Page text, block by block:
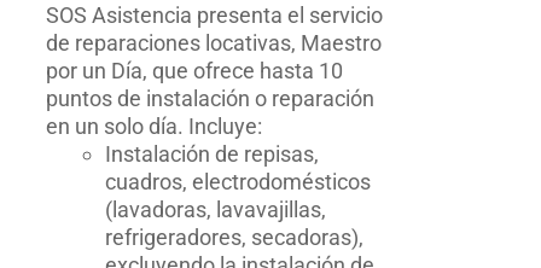
SOS Asistencia presenta el servicio
de reparaciones locativas, Maestro
por un Día, que ofrece hasta 10
puntos de instalación o reparación
en un solo día. Incluye:
Instalación de repisas,
cuadros, electrodomésticos
(lavadoras, lavavajillas,
refrigeradores, secadoras),